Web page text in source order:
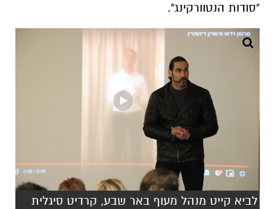
"סודות הנטוורקינג".
לביא קייט מנהל מעוף באר שבע, קרדיט סיגלית